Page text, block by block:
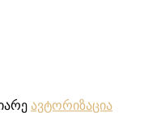
ავტორიზაცია